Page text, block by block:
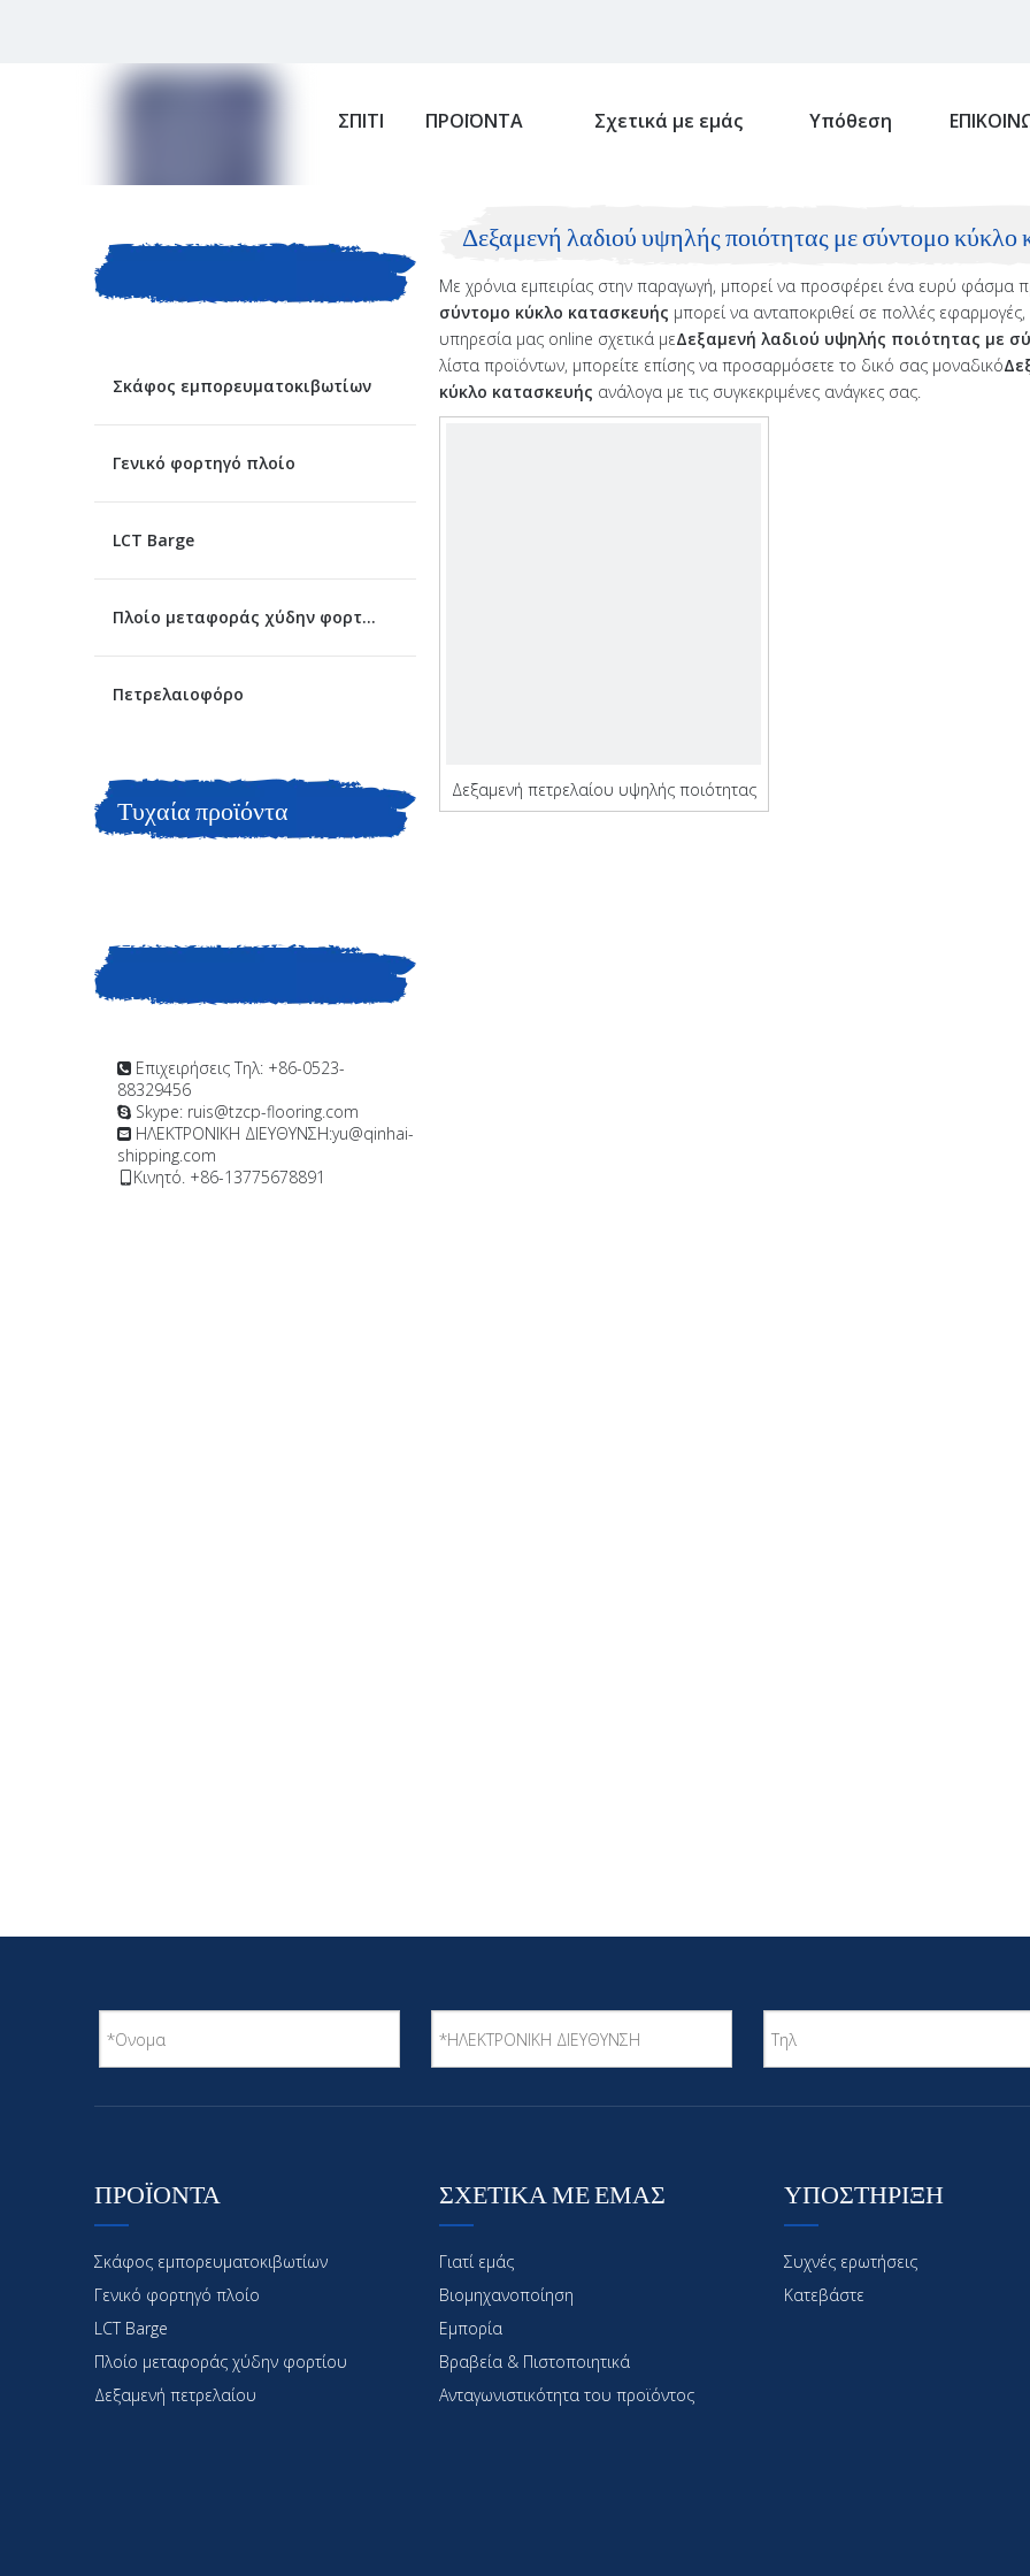
ΣΠΙΤΙ ΠΡΟΪΟΝΤΑ Σχετικά με εμάς Υπόθεση
ΚΑΤΗΓΟΡΙΑ
ΠΡΟΙΟΝΤΟΣ
Σκάφος εμπορευματοκιβωτίων
Γενικό φορτηγό πλοίο
LCT Barge
Πλοίο μεταφοράς χύδην φορτίου
Πετρελαιοφόρο
Τυχαία προϊόντα
ΕΠΙΚΟΙΝΩΝΗΣΤΕ ΜΑΖΙ
ΜΑΣ
 Επιχειρήσεις Τηλ: +86-0523-
88329456
 Skype: ruis@tzcp-flooring.com
 ΗΛΕΚΤΡΟΝΙΚΗ ΔΙΕΥΘΥΝΣΗ:yu@qinhai-
shipping.com
Κινητό. +86-13775678891
Δεξαμενή λαδιού υψηλής ποιότητας με σύντομο κύκλο
Με χρόνια εμπειρίας στην παραγωγή, μπορεί να προσφέρει ένα ευρύ φάσμα
σύντομο κύκλο κατασκευής μπορεί να ανταποκριθεί σε πολλές
υπηρεσία μας online σχετικά μεΔεξαμενή λαδιού υψηλής ποιότητας με
λίστα προϊόντων, μπορείτε επίσης να προσαρμόσετε το δικό σας μοναδικό
κύκλο κατασκευής ανάλογα με τις συγκεκριμένες ανάγκες σας.
Δεξαμενή πετρελαίου υψηλής ποιότητας
με σύντομο κύκλο κατασκευής για πλοίο
ΠΡΟΪΟΝΤΑ
Σκάφος εμπορευματοκιβωτίων
Γενικό φορτηγό πλοίο
LCT Barge
Πλοίο μεταφοράς χύδην φορτίου
Δεξαμενή πετρελαίου
ΣΧΕΤΙΚΑ ΜΕ ΕΜΑΣ
Γιατί εμάς
Βιομηχανοποίηση
Εμπορία
Βραβεία & Πιστοποιητικά
Ανταγωνιστικότητα του προϊόντος
ΥΠΟΣΤΗΡΙΞΗ
Συχνές ερωτήσεις
Κατεβάστε